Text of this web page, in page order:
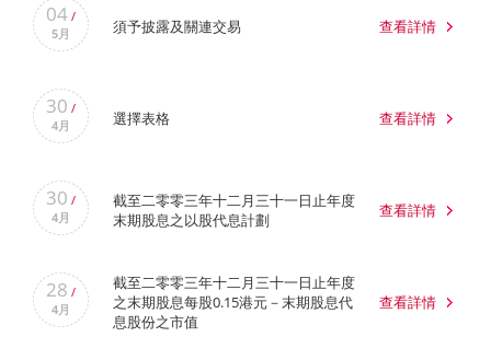
04/
5月
須予披露及關連交易 查看詳情
30 /
4月
選擇表格 查看詳情
30 /
4月
截至二零零三年十二月三十一日止年度
末期股息之以股代息計劃
查看詳情
28 /
4月
截至二零零三年十二月三十一日止年度
之末期股息每股0.15港元－末期股息代
息股份之市值
查看詳情